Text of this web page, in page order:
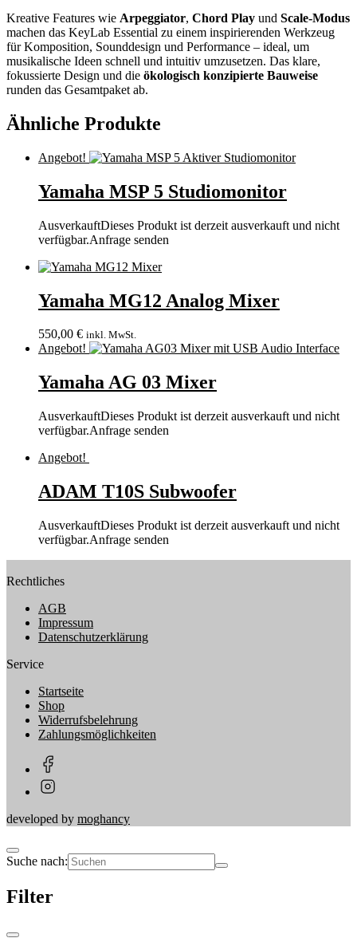
Kreative Features wie Arpeggiator, Chord Play und Scale-Modus
machen das KeyLab Essential zu einem inspirierenden Werkzeug
für Komposition, Sounddesign und Performance – ideal, um
musikalische Ideen schnell und intuitiv umzusetzen. Das klare,
fokussierte Design und die ökologisch konzipierte Bauweise
runden das Gesamtpaket ab.
Ähnliche Produkte
Angebot!
Yamaha MSP 5 Studiomonitor
AusverkauftDieses Produkt ist derzeit ausverkauft und nicht
verfügbar.Anfrage senden
Yamaha MG12 Analog Mixer
550,00 € inkl. MwSt.
Angebot!
Yamaha AG 03 Mixer
AusverkauftDieses Produkt ist derzeit ausverkauft und nicht
verfügbar.Anfrage senden
Angebot!
ADAM T10S Subwoofer
AusverkauftDieses Produkt ist derzeit ausverkauft und nicht
verfügbar.Anfrage senden
Rechtliches
AGB
Impressum
Datenschutzerklärung
Service
Startseite
Shop
Widerrufsbelehrung
Zahlungsmöglichkeiten
developed by moghancy
Suche nach:
Filter